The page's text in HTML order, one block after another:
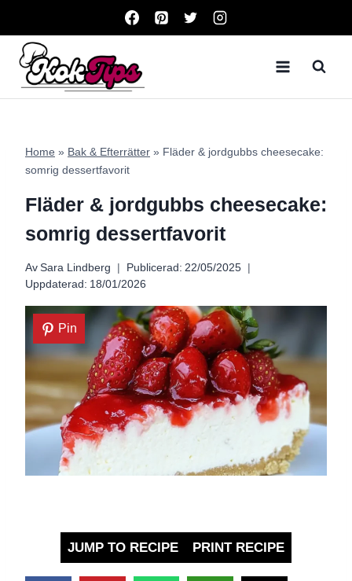
content
Home » Bak & Efterrätter » Fläder & jordgubbs cheesecake:
somrig dessertfavorit
Fläder & jordgubbs cheesecake:
somrig dessertfavorit
Av Sara Lindberg Publicerad: 22/05/2025
Uppdaterad: 18/01/2026
Pin
JUMP TO RECIPE PRINT RECIPE